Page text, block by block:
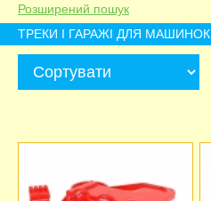
Розширений пошук
ТРЕКИ І ГАРАЖІ ДЛЯ МАШИНОК